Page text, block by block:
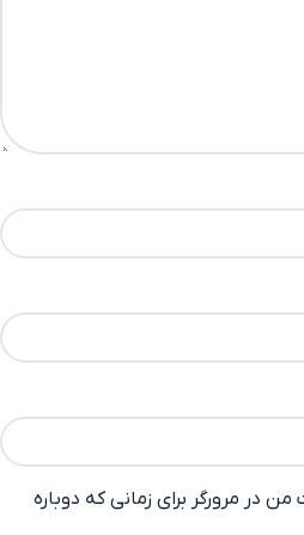
در مرورگر برای زمانی که دوباره